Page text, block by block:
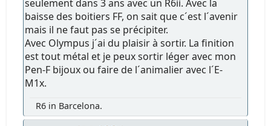
seulement dans 3 ans avec un R6ii. Avec la
baisse des boitiers FF, on sait que c´est l´avenir
mais il ne faut pas se précipiter.
Avec Olympus j´ai du plaisir à sortir. La finition
est tout métal et je peux sortir léger avec mon
Pen-F bijoux ou faire de l´animalier avec l´E-
M1x.
R6 in Barcelona.